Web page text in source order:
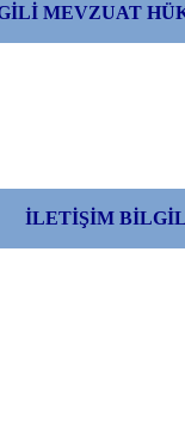
MEVZUAT
İLETİŞİM